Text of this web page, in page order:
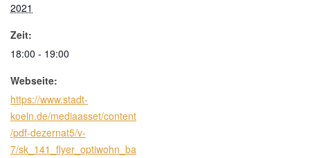
2021
Zeit:
18:00 - 19:00
Webseite:
https://www.stadt-
koeln.de/mediaasset/content
/pdf-dezernat5/v-
7/sk_141_flyer_optiwohn_ba